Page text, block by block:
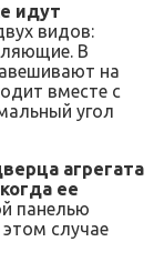
идут
видов:
В
на
вместе с
угол
агрегата
ее
панелью
случае